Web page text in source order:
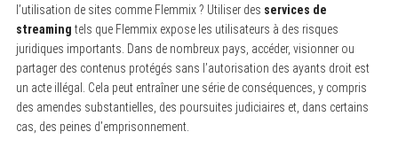
l’utilisation de sites comme Flemmix ? Utiliser des services de
streaming tels que Flemmix expose les utilisateurs à des risques
juridiques importants. Dans de nombreux pays, accéder, visionner ou
partager des contenus protégés sans l’autorisation des ayants droit est
un acte illégal. Cela peut entraîner une série de conséquences, y compris
des amendes substantielles, des poursuites judiciaires et, dans certains
cas, des peines d’emprisonnement.